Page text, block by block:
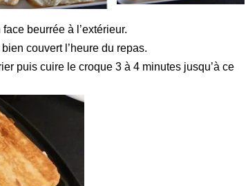
beurrée à l’extérieur.
couvert l’heure du repas.
puis cuire le croque 3 à 4 minutes jusqu’à ce